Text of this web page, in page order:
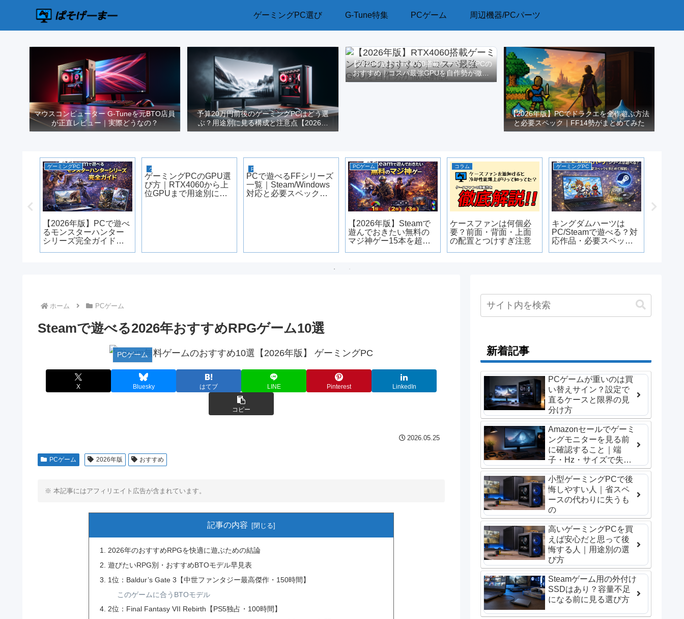
ゲーミングPC選び G-Tune特集 PCゲーム 周辺機器/PCパーツ
マウスコンピューター G-Tuneを元BTO店員
が正直レビュー｜実際どうなの？
予算20万円前後のゲーミングPCはどう選
ぶ？用途別に見る構成と注意点【2026年
版】
【2026年版】RTX4060搭載ゲーミングPCの
おすすめ｜コスパ最強GPUを自作勢が徹底
解説
【2026年版】PCでドラクエを全作遊ぶ方法
と必要スペック｜FF14勢がまとめてみた
ゲーミングPC
【2026年版】PCで遊べ
るモンスターハンター
シリーズ完全ガイド｜
ゲーミングPC選び
ゲーミングPCのGPU選
び方｜RTX4060から上
位GPUまで用途別に整
PCゲーム
PCで遊べるFFシリーズ
一覧｜Steam/Windows
対応と必要スペック
PCゲーム
【2026年版】Steamで
遊んでおきたい無料の
マジ神ゲー15本を超厳
コラム
ケースファンは何個必
要？前面・背面・上面
の配置とつけすぎ注意
ゲーミングPC
キングダムハーツは
PC/Steamで遊べる？対
応作品・必要スペッ
ホーム PCゲーム
Steamで遊べる2026年おすすめRPGゲーム10選
PCゲーム
X Bluesky はてブ LINE Pinterest LinkedIn
コピー
2026.05.25
PCゲーム 2026年版 おすすめ
※ 本記事にはアフィリエイト広告が含まれています。
記事の内容
2026年のおすすめRPGを快適に遊ぶための結論
遊びたいRPG別・おすすめBTOモデル早見表
1位：Baldur’s Gate 3【中世ファンタジー最高傑作・150時間】
このゲームに合うBTOモデル
2位：Final Fantasy VII Rebirth【PS5独占・100時間】
新着記事
PCゲームが重いのは買
い替えサイン？設定で
直るケースと限界の見
分け方
Amazonセールでゲーミ
ングモニターを見る前
に確認すること｜端
子・Hz・サイズで失敗
しない選び方
小型ゲーミングPCで後
悔しやすい人｜省スペ
ースの代わりに失うも
の
高いゲーミングPCを買
えば安心だと思って後
悔する人｜用途別の選
び方
Steamゲーム用の外付け
SSDはあり？容量不足
になる前に見る選び方